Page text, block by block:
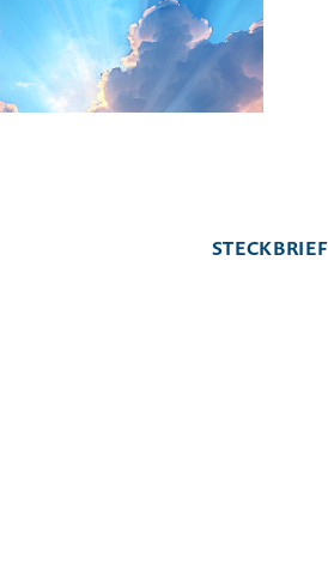
STECKBRIEF